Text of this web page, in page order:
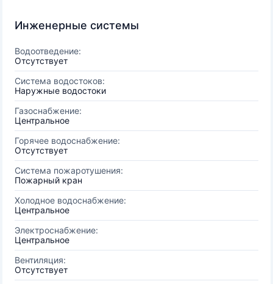
Инженерные системы
Водоотведение:
Отсутствует
Система водостоков:
Наружные водостоки
Газоснабжение:
Центральное
Горячее водоснабжение:
Отсутствует
Система пожаротушения:
Пожарный кран
Холодное водоснабжение:
Центральное
Электроснабжение:
Центральное
Вентиляция:
Отсутствует